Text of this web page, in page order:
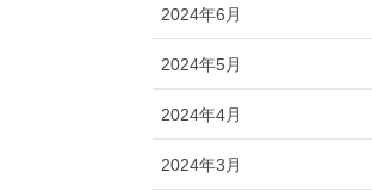
2024年6月
2024年5月
2024年4月
2024年3月